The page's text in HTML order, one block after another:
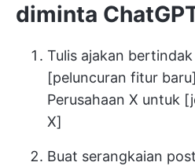
diminta
Tulis ajakan
[peluncuran fitur
Perusahaan X untuk
X]
Buat serangkaian